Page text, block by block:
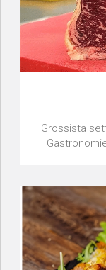
Grossista